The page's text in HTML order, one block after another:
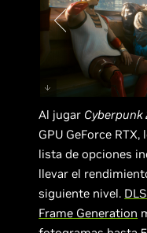
Al jugar Cyberpunk
GPU GeForce
lista de opciones
llevar el
siguiente nivel.
Frame Generation